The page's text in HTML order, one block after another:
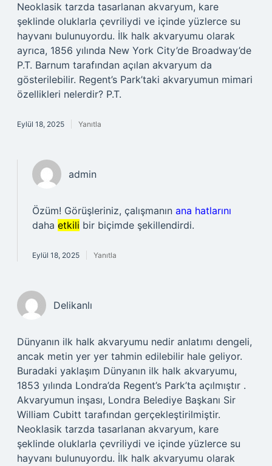
Neoklasik tarzda tasarlanan akvaryum, kare
şeklinde oluklarla çevriliydi ve içinde yüzlerce su
hayvanı bulunuyordu. İlk halk akvaryumu olarak
ayrıca, 1856 yılında New York City’de Broadway’de
P.T. Barnum tarafından açılan akvaryum da
gösterilebilir. Regent’s Park’taki akvaryumun mimari
özellikleri nelerdir? P.T.
Eylül 18, 2025 Yanıtla
admin
Özüm! Görüşleriniz, çalışmanın ana hatlarını
daha etkili bir biçimde şekillendirdi.
Eylül 18, 2025 Yanıtla
Delikanlı
Dünyanın ilk halk akvaryumu nedir anlatımı dengeli,
ancak metin yer yer tahmin edilebilir hale geliyor.
Buradaki yaklaşım Dünyanın ilk halk akvaryumu,
1853 yılında Londra’da Regent’s Park’ta açılmıştır .
Akvaryumun inşası, Londra Belediye Başkanı Sir
William Cubitt tarafından gerçekleştirilmiştir.
Neoklasik tarzda tasarlanan akvaryum, kare
şeklinde oluklarla çevriliydi ve içinde yüzlerce su
hayvanı bulunuyordu. İlk halk akvaryumu olarak